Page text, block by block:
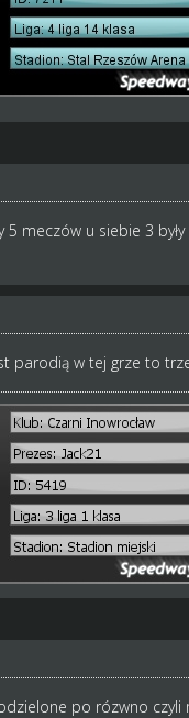
meczów u siebie 3
parodią w tej grze to
po rózwno